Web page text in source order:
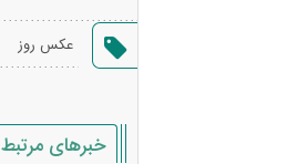
عکس روز
خبرهای مرتبط